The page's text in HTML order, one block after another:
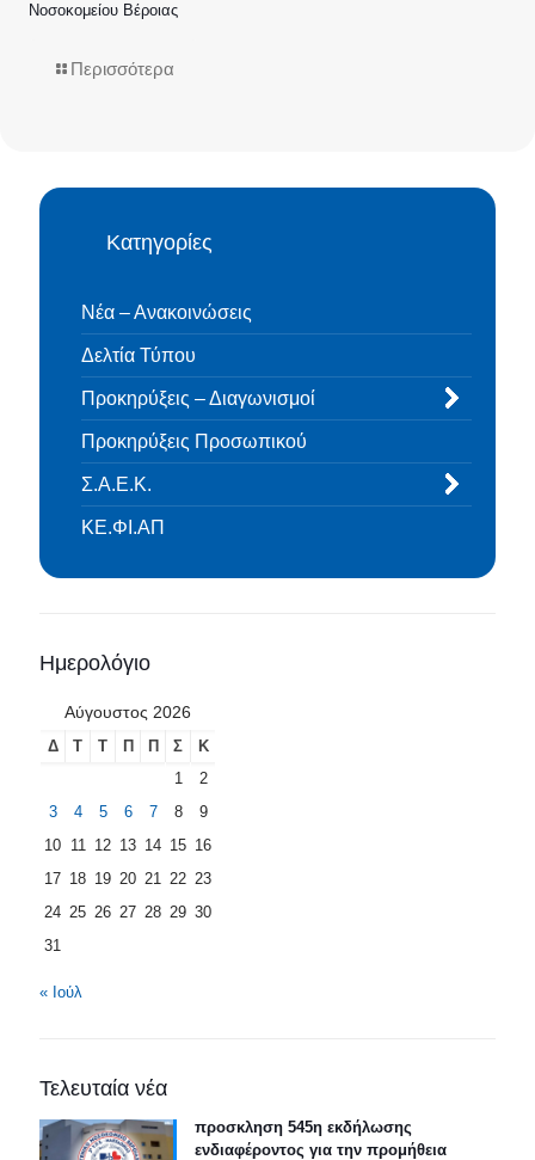
Νοσοκομείου Βέροιας
Περισσότερα
Κατηγορίες
Νέα – Ανακοινώσεις
Δελτία Τύπου
Προκηρύξεις – Διαγωνισμοί
Προκηρύξεις Προσωπικού
Σ.Α.Ε.Κ.
ΚΕ.ΦΙ.ΑΠ
Ημερολόγιο
Αύγουστος 2026
Δ Τ Τ Π Π Σ
Κ
1
2
3
4 5 6 7 8
9
10 11 12 13 14 15 16
17 18 19 20 21 22 23
24 25 26 27 28 29 30
31
« Ιούλ
Τελευταία νέα
προσκληση 545η εκδήλωσης
ενδιαφέροντος για την προμήθεια